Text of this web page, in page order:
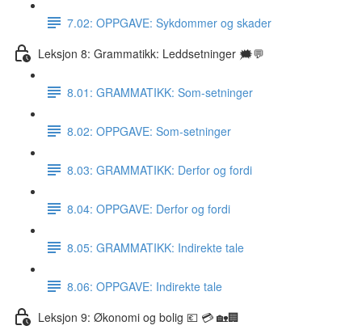
7.02: OPPGAVE: Sykdommer og skader
Leksjon 8: Grammatikk: Leddsetninger 🗯💬
8.01: GRAMMATIKK: Som-setninger
8.02: OPPGAVE: Som-setninger
8.03: GRAMMATIKK: Derfor og fordi
8.04: OPPGAVE: Derfor og fordi
8.05: GRAMMATIKK: Indirekte tale
8.06: OPPGAVE: Indirekte tale
Leksjon 9: Økonomi og bolig 💶 💳 🏡🏢